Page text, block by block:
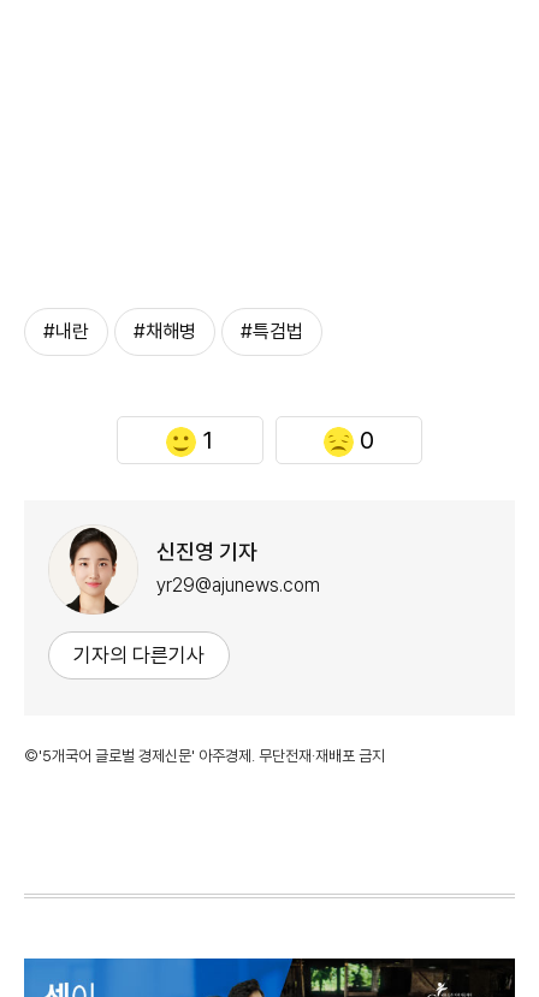
#내란 #채해병 #특검법
1 0
신진영 기자
yr29@ajunews.com
기자의 다른기사
©'5개국어 글로벌 경제신문' 아주경제. 무단전재·재배포 금지